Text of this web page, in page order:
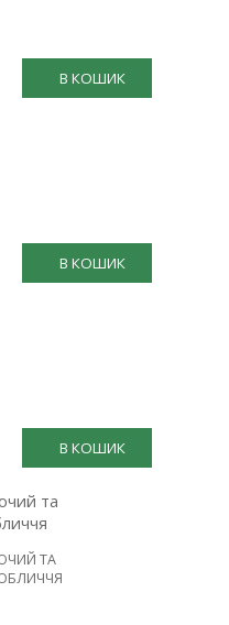
В КОШИК
В КОШИК
В КОШИК
ТА